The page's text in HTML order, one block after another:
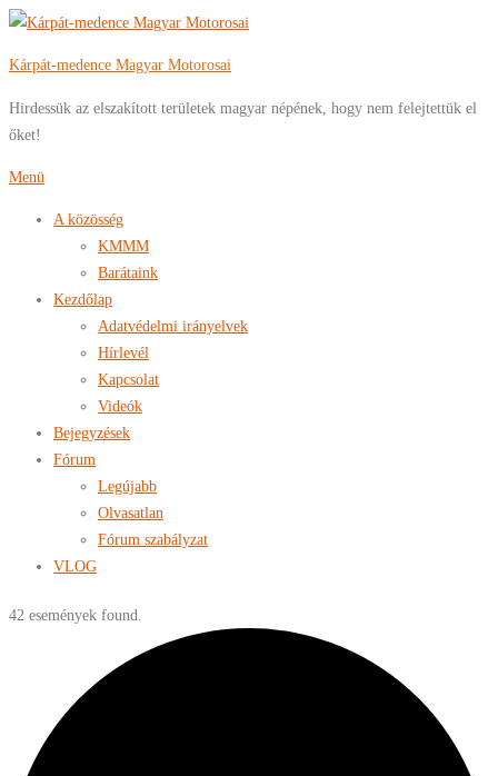
Tovább
tartalomhoz
Kárpát-medence Magyar Motorosai
Hirdessük az elszakított területek magyar népének, hogy nem felejtettük el
őket!
Menü
A közösség
KMMM
Barátaink
Kezdőlap
Adatvédelmi irányelvek
Hírlevél
Kapcsolat
Videók
Bejegyzések
Fórum
Legújabb
Olvasatlan
Fórum szabályzat
VLOG
42 események found.